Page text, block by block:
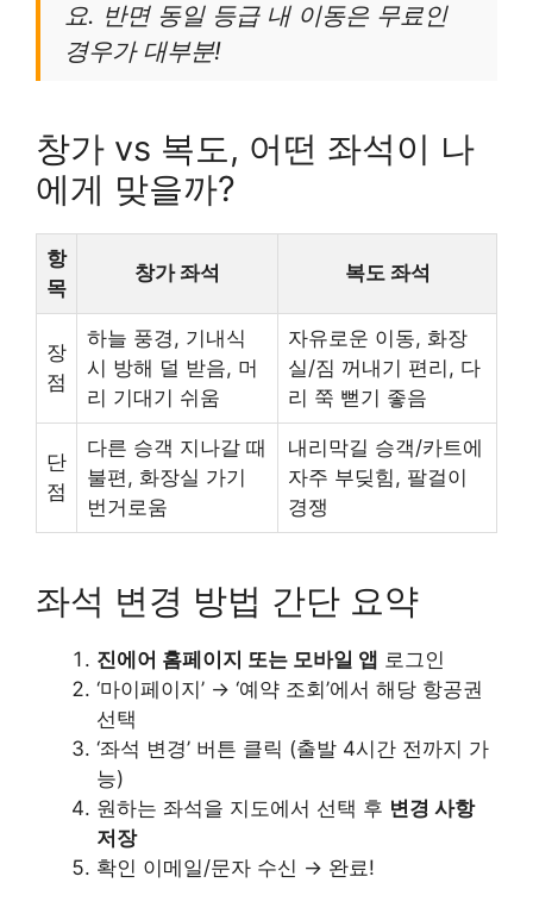
요. 반면 동일 등급 내 이동은 무료인
경우가 대부분!
창가 vs 복도, 어떤 좌석이 나
에게 맞을까?
항
목
창가 좌석 복도 좌석
장
점
하늘 풍경, 기내식
시 방해 덜 받음, 머
리 기대기 쉬움
자유로운 이동, 화장
실/짐 꺼내기 편리, 다
리 쭉 뻗기 좋음
단
점
다른 승객 지나갈 때
불편, 화장실 가기
번거로움
내리막길 승객/카트에
자주 부딪힘, 팔걸이
경쟁
좌석 변경 방법 간단 요약
진에어 홈페이지 또는 모바일 앱 로그인
‘마이페이지’ → ‘예약 조회’에서 해당 항공권
선택
‘좌석 변경’ 버튼 클릭 (출발 4시간 전까지 가
능)
원하는 좌석을 지도에서 선택 후 변경 사항
저장
확인 이메일/문자 수신 → 완료!